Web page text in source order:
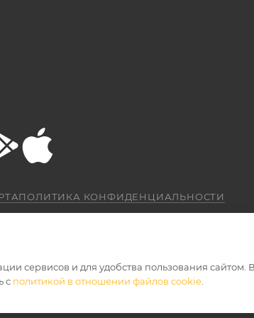
ПОЛИТИКА КОНФИДЕНЦИАЛЬНОСТИ
сервисов и для удобства пользования сайтом.
с политикой в отношении файлов cookie